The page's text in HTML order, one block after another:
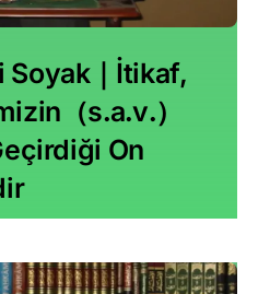
Soyak｜İtikaf,
（s․a․v․）
On